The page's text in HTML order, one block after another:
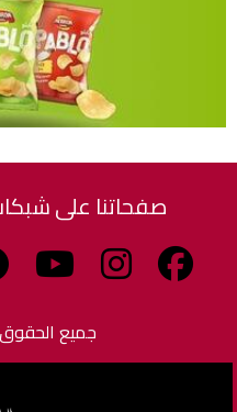
صفحاتنا على
جميع الحقوق